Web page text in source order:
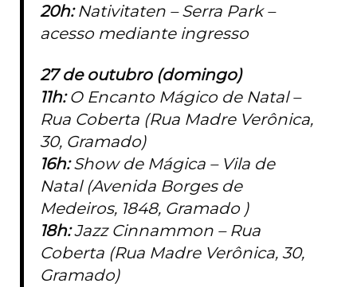
20h:Nativitaten – Serra Park –
acesso mediante ingresso
27 de outubro (domingo)
11h:O Encanto Mágico de Natal –
Rua Coberta (Rua Madre Verônica,
30, Gramado)
16h:Show de Mágica – Vila de
Natal (Avenida Borges de
Medeiros, 1848, Gramado )
18h:Jazz Cinnammon – Rua
Coberta (Rua Madre Verônica, 30,
Gramado)